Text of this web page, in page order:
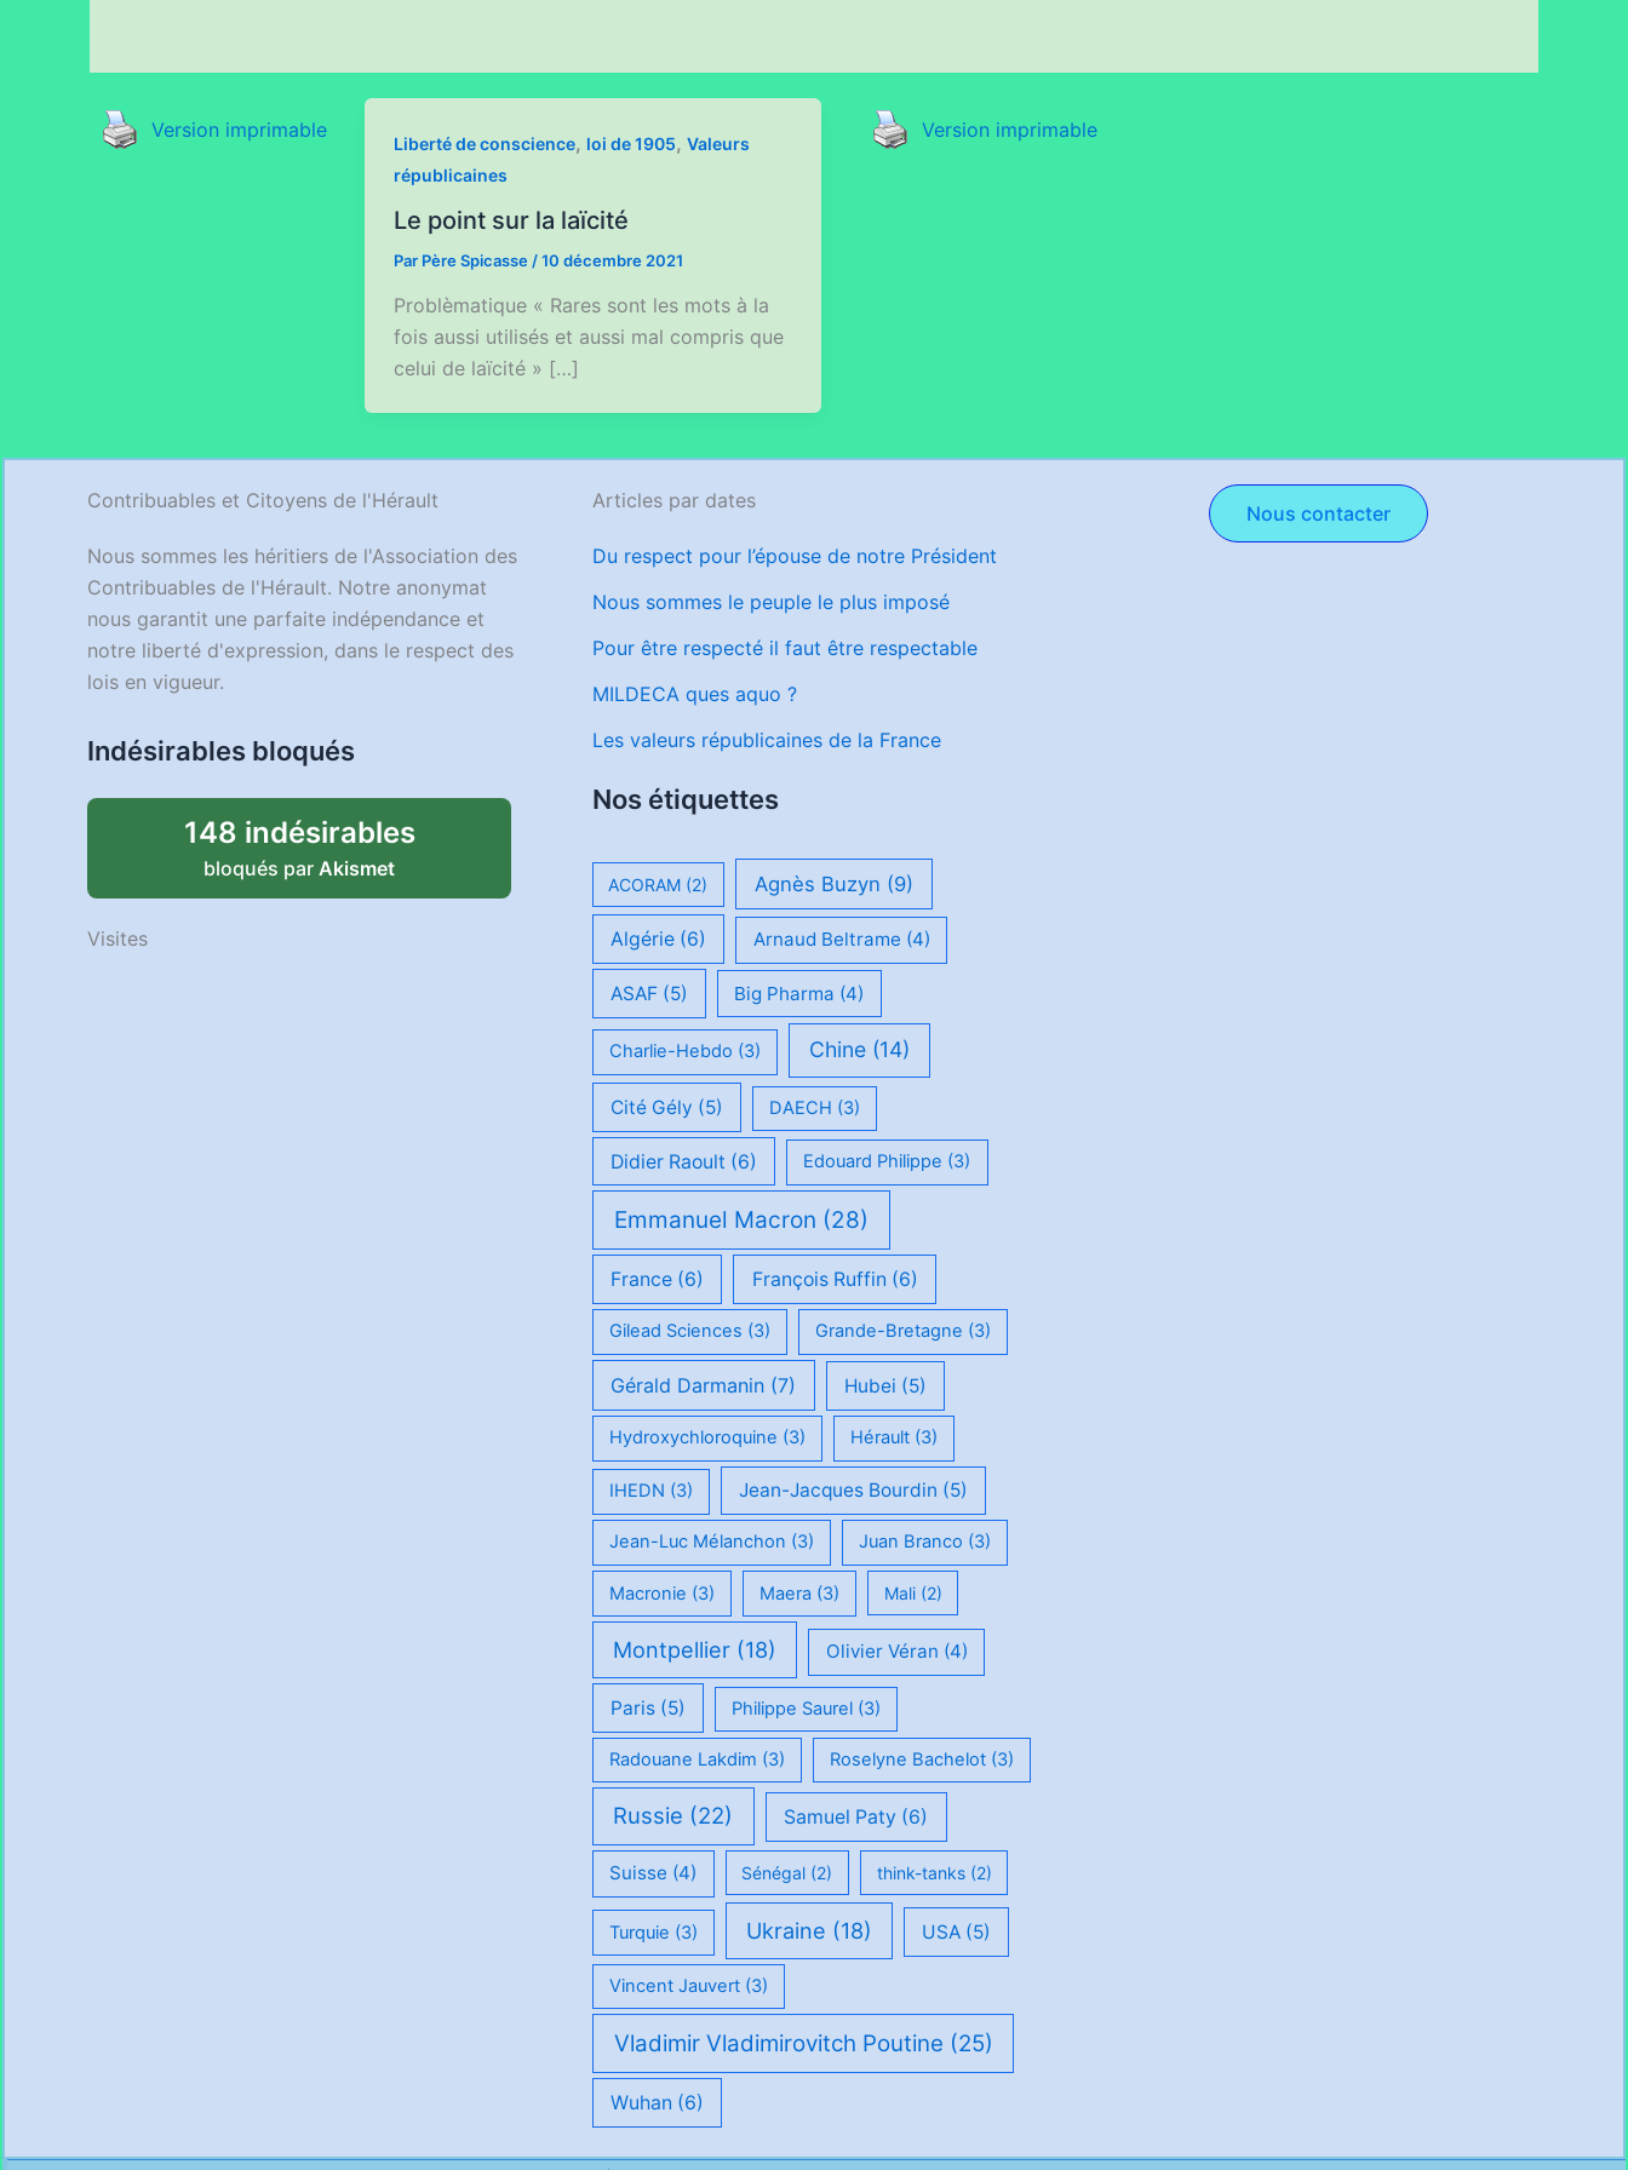
Version imprimable
Liberté de conscience, loi de 1905, Valeurs
républicaines
Le point sur la laïcité
Par Père Spicasse /10 décembre 2021
Problèmatique « Rares sont les mots à la
fois aussi utilisés et aussi mal compris que
celui de laïcité » […]
Version imprimable
Contribuables et Citoyens de l'Hérault
Nous sommes les héritiers de l'Association des
Contribuables de l'Hérault. Notre anonymat
nous garantit une parfaite indépendance et
notre liberté d'expression, dans le respect des
lois en vigueur.
Indésirables bloqués
148 indésirables
bloqués par Akismet
Visites
Articles par dates
Du respect pour l’épouse de notre Président
Nous sommes le peuple le plus imposé
Pour être respecté il faut être respectable
MILDECA ques aquo ?
Les valeurs républicaines de la France
Nos étiquettes
ACORAM (2) Agnès Buzyn (9)
Algérie(6) Arnaud Beltrame (4)
ASAF(5) Big Pharma (4)
Charlie-Hebdo (3) Chine(14)
Cité Gély (5) DAECH (3)
Didier Raoult (6) Edouard Philippe (3)
Emmanuel Macron (28)
France(6) François Ruffin (6)
Gilead Sciences (3) Grande-Bretagne (3)
Gérald Darmanin (7) Hubei (5)
Hydroxychloroquine (3) Hérault (3)
IHEDN (3) Jean-Jacques Bourdin (5)
Jean-Luc Mélanchon (3) Juan Branco (3)
Macronie (3) Maera (3) Mali(2)
Montpellier(18) Olivier Véran (4)
Paris(5) Philippe Saurel(3)
Radouane Lakdim (3) Roselyne Bachelot (3)
Russie (22) Samuel Paty (6)
Suisse (4) Sénégal (2) think-tanks(2)
Turquie (3) Ukraine (18) USA (5)
Vincent Jauvert(3)
Vladimir Vladimirovitch Poutine (25)
Wuhan (6)
Nous contacter